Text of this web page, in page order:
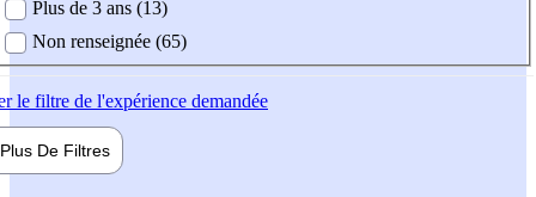
Plus de 3 ans (13)
Non renseignée (65)
le filtre de l'expérience demandée
Plus De Filtres